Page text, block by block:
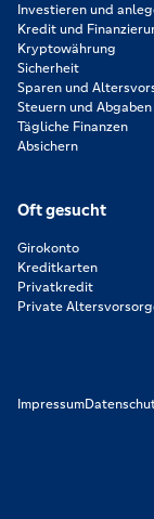
Investieren und
Kredit und
Kryptowährung
Sicherheit
Sparen und
Steuern und Abgaben
Tägliche Finanzen
Absichern
Oft gesucht
Girokonto
Kreditkarten
Privatkredit
Private
Impressum